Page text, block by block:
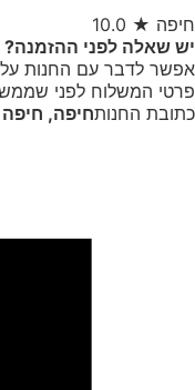
חיפה ★
יש שאלה לפני ההזמנה?
אפשר לדבר עם החנות
פרטי המשלוח לפני
כתובת החנותחיפה, חיפה